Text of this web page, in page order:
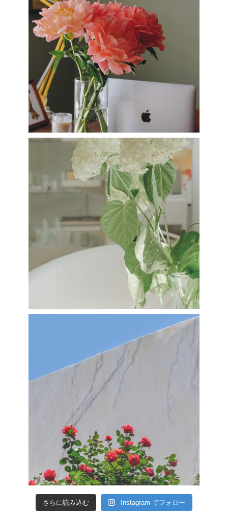
さらに読み込む Instagram でフォロー